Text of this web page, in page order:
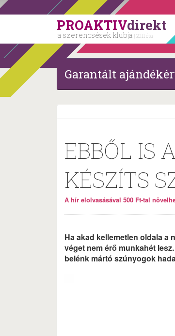
PROAKTIVdirekt
a szerencsések klubja | 2011 óta
Garantált
EBBŐL IS
KÉSZÍTS
A hír elolvasásával 500 Ft-tal
Ha akad kellemetlen oldala a
véget nem érő munkahét
belénk mártó szúnyogok